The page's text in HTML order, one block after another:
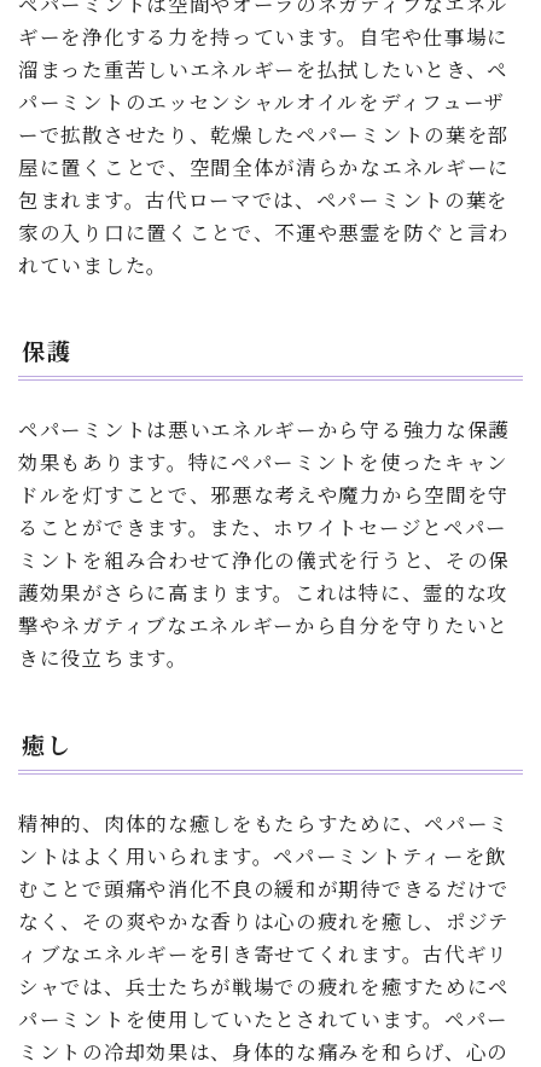
ギーを浄化する力を持っています。自宅や仕事場に
溜まった重苦しいエネルギーを払拭したいとき、ペ
パーミントのエッセンシャルオイルをディフューザ
ーで拡散させたり、乾燥したペパーミントの葉を部
屋に置くことで、空間全体が清らかなエネルギーに
包まれます。古代ローマでは、ペパーミントの葉を
家の入り口に置くことで、不運や悪霊を防ぐと言わ
れていました。
保護
ペパーミントは悪いエネルギーから守る強力な保護
効果もあります。特にペパーミントを使ったキャン
ドルを灯すことで、邪悪な考えや魔力から空間を守
ることができます。また、ホワイトセージとペパー
ミントを組み合わせて浄化の儀式を行うと、その保
護効果がさらに高まります。これは特に、霊的な攻
撃やネガティブなエネルギーから自分を守りたいと
きに役立ちます。
癒し
精神的、肉体的な癒しをもたらすために、ペパーミ
ントはよく用いられます。ペパーミントティーを飲
むことで頭痛や消化不良の緩和が期待できるだけで
なく、その爽やかな香りは心の疲れを癒し、ポジテ
ィブなエネルギーを引き寄せてくれます。古代ギリ
シャでは、兵士たちが戦場での疲れを癒すためにペ
パーミントを使用していたとされています。ペパー
ミントの冷却効果は、身体的な痛みを和らげ、心の